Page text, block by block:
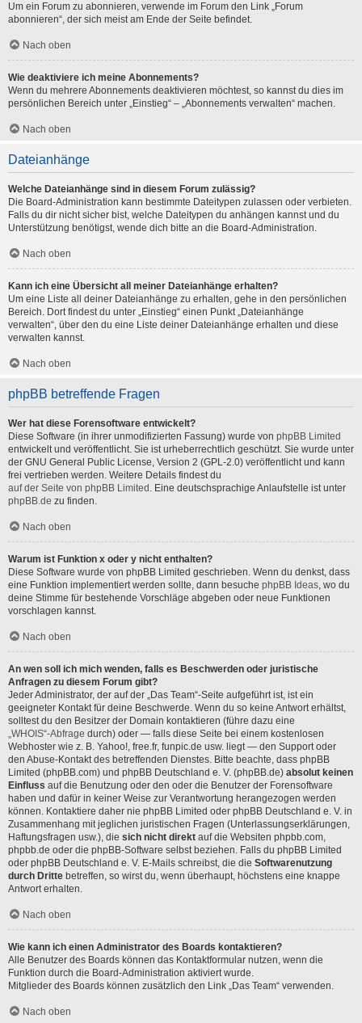
Um ein Forum zu abonnieren, verwende im Forum den Link „Forum
abonnieren“, der sich meist am Ende der Seite befindet.
Nach oben
Wie deaktiviere ich meine Abonnements?
Wenn du mehrere Abonnements deaktivieren möchtest, so kannst du dies im
persönlichen Bereich unter „Einstieg“ – „Abonnements verwalten“ machen.
Nach oben
Dateianhänge
Welche Dateianhänge sind in diesem Forum zulässig?
Die Board-Administration kann bestimmte Dateitypen zulassen oder verbieten.
Falls du dir nicht sicher bist, welche Dateitypen du anhängen kannst und du
Unterstützung benötigst, wende dich bitte an die Board-Administration.
Nach oben
Kann ich eine Übersicht all meiner Dateianhänge erhalten?
Um eine Liste all deiner Dateianhänge zu erhalten, gehe in den persönlichen
Bereich. Dort findest du unter „Einstieg“ einen Punkt „Dateianhänge
verwalten“, über den du eine Liste deiner Dateianhänge erhalten und diese
verwalten kannst.
Nach oben
phpBB betreffende Fragen
Wer hat diese Forensoftware entwickelt?
Diese Software (in ihrer unmodifizierten Fassung) wurde von phpBB Limited
entwickelt und veröffentlicht. Sie ist urheberrechtlich geschützt. Sie wurde unter
der GNU General Public License, Version 2 (GPL-2.0) veröffentlicht und kann
frei vertrieben werden. Weitere Details findest du
auf der Seite von phpBB Limited . Eine deutschsprachige Anlaufstelle ist unter
phpBB.de zu finden.
Nach oben
Warum ist Funktion x oder y nicht enthalten?
Diese Software wurde von phpBB Limited geschrieben. Wenn du denkst, dass
eine Funktion implementiert werden sollte, dann besuche phpBB Ideas, wo du
deine Stimme für bestehende Vorschläge abgeben oder neue Funktionen
vorschlagen kannst.
Nach oben
An wen soll ich mich wenden, falls es Beschwerden oder juristische
Anfragen zu diesem Forum gibt?
Jeder Administrator, der auf der „Das Team“-Seite aufgeführt ist, ist ein
geeigneter Kontakt für deine Beschwerde. Wenn du so keine Antwort erhältst,
solltest du den Besitzer der Domain kontaktieren (führe dazu eine
„WHOIS“-Abfrage durch) oder — falls diese Seite bei einem kostenlosen
Webhoster wie z. B. Yahoo!, free.fr, funpic.de usw. liegt — den Support oder
den Abuse-Kontakt des betreffenden Dienstes. Bitte beachte, dass phpBB
Limited (phpBB.com) und phpBB Deutschland e. V. (phpBB.de) absolut keinen
Einfluss auf die Benutzung oder den oder die Benutzer der Forensoftware
haben und dafür in keiner Weise zur Verantwortung herangezogen werden
können. Kontaktiere daher nie phpBB Limited oder phpBB Deutschland e. V. in
Zusammenhang mit jeglichen juristischen Fragen (Unterlassungserklärungen,
Haftungsfragen usw.), die sich nicht direkt auf die Websiten phpbb.com,
phpbb.de oder die phpBB-Software selbst beziehen. Falls du phpBB Limited
oder phpBB Deutschland e. V. E-Mails schreibst, die die Softwarenutzung
durch Dritte betreffen, so wirst du, wenn überhaupt, höchstens eine knappe
Antwort erhalten.
Nach oben
Wie kann ich einen Administrator des Boards kontaktieren?
Alle Benutzer des Boards können das Kontaktformular nutzen, wenn die
Funktion durch die Board-Administration aktiviert wurde.
Mitglieder des Boards können zusätzlich den Link „Das Team“ verwenden.
Nach oben